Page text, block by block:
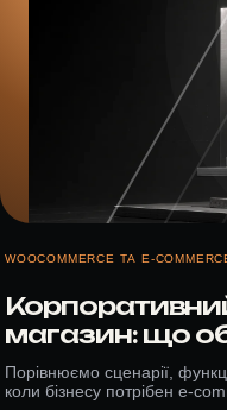
WOOCOMMERCE ТА E-
магазин: що
Порівнюємо сценарії,
коли бізнесу потрібен e-